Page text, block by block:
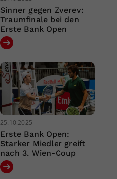
Sinner gegen Zverev:
Traumfinale bei den
Erste Bank Open
25.10.2025
Erste Bank Open:
Starker Miedler greift
nach 3. Wien-Coup